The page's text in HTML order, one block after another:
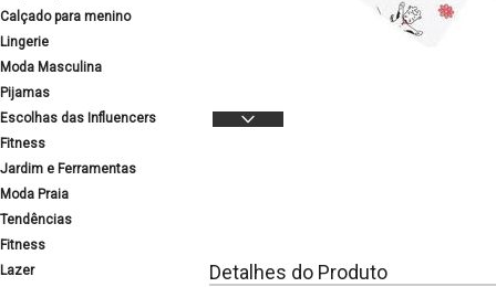
Calçado para menino
Lingerie
Moda Masculina
Pijamas
Escolhas das Influencers
Fitness
Jardim e Ferramentas
Moda Praia
Tendências
Fitness
Lazer
Detalhes do Produto